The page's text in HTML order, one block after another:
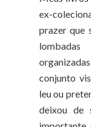
ex-
prazer que
conjunto
leu ou
deixou de